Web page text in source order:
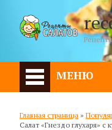
МЕНЮ
Главная страница »
Салат «Гнездо глухаря» с